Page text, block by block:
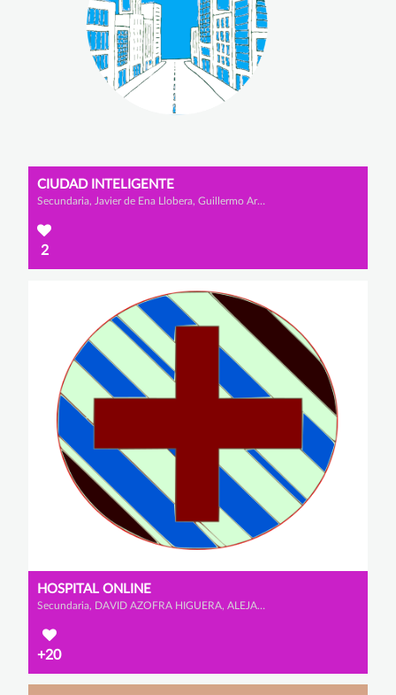
CIUDAD INTELIGENTE
Secundaria, Javier de Ena Llobera, Guillermo Artola Rondón y Rodrigo Álvaro Lomo
2
HOSPITAL ONLINE
Secundaria, DAVID AZOFRA HIGUERA, ALEJANDRO BLANCO GARCÍA y HÉCTOR HERNÁNDEZ CRISTÓBAL
+20